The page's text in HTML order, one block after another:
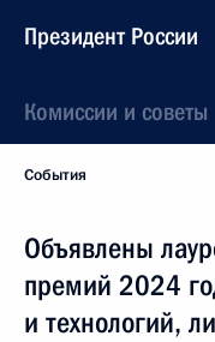
Президент России
Комиссии и советы
События
Объявлены
премий 2024
и технологий,